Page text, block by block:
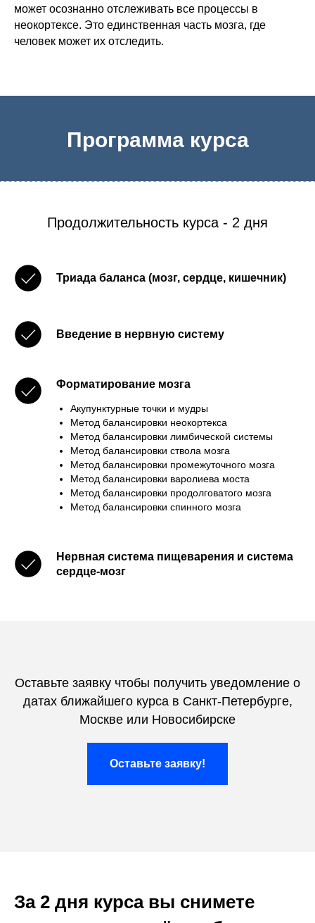
может осознанно отслеживать все процессы в
неокортексе. Это единственная часть мозга, где
человек может их отследить.
Программа курса
Продолжительность курса - 2 дня
Триада баланса (мозг, сердце, кишечник)
Введение в нервную систему
Форматирование мозга
Акупунктурные точки и мудры
Метод балансировки неокортекса
Метод балансировки лимбической системы
Метод балансировки ствола мозга
Метод балансировки промежуточного мозга
Метод балансировки варолиева моста
Метод балансировки продолговатого мозга
Метод балансировки спинного мозга
Нервная система пищеварения и система
сердце-мозг
Оставьте заявку чтобы получить уведомление о
датах ближайшего курса в Санкт-Петербурге,
Москве или Новосибирске
Оставьте заявку!
За 2 дня курса вы снимете